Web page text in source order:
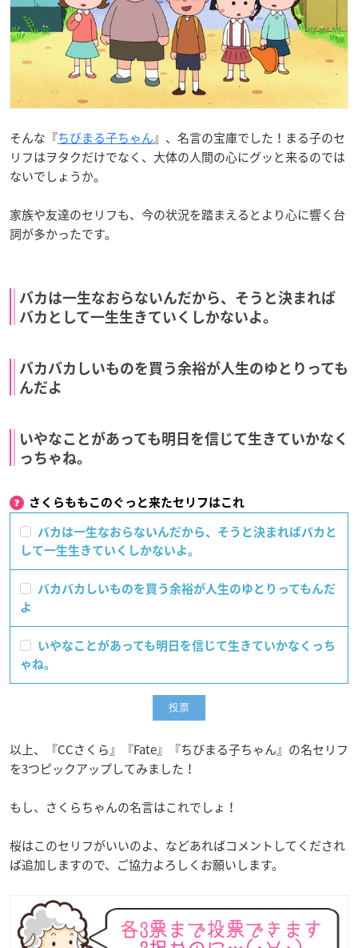
そんな『ちびまる子ちゃん』、名言の宝庫でした！まる子のセ
リフはヲタクだけでなく、大体の人間の心にグッと来るのでは
ないでしょうか。
家族や友達のセリフも、今の状況を踏まえるとより心に響く台
詞が多かったです。
バカは一生なおらないんだから、そうと決まれば
バカとして一生生きていくしかないよ。
バカバカしいものを買う余裕が人生のゆとりっても
んだよ
いやなことがあっても明日を信じて生きていかなく
っちゃね。
さくらももこのぐっと来たセリフはこれ
バカは一生なおらないんだから、そうと決まればバカと
して一生生きていくしかないよ。
バカバカしいものを買う余裕が人生のゆとりってもんだ
よ
いやなことがあっても明日を信じて生きていかなくっち
ゃね。
以上、『CCさくら』『Fate』『ちびまる子ちゃん』の名セリフ
を3つピックアップしてみました！
もし、さくらちゃんの名言はこれでしょ！
桜はこのセリフがいいのよ、などあればコメントしてくだされ
ば追加しますので、ご協力よろしくお願いします。